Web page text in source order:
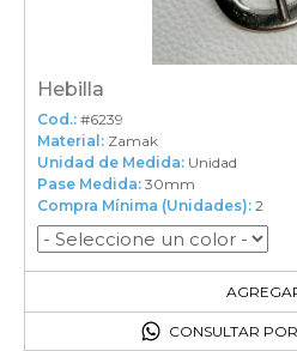
Hebilla
Cod.: #6239
Material: Zamak
Unidad de Medida: Unidad
Pase Medida: 30mm
Compra Mínima (Unidades): 2
2en el
CONSULTAR